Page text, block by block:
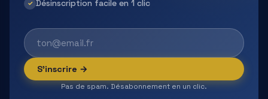
✓ Désinscription facile en 1 clic
S'inscrire →
Pas de spam. Désabonnement en un clic.